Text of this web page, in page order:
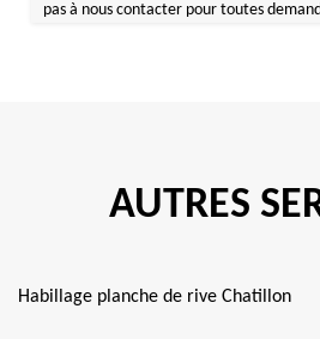
pas à nous contacter pour toutes
AUTRES
Habillage planche de rive Chatillon